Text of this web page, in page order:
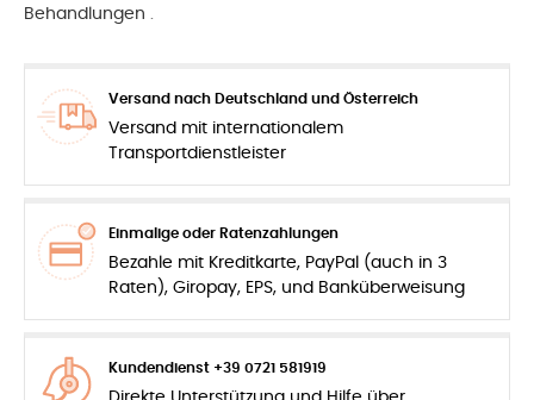
Behandlungen .
Versand nach Deutschland und Österreich
Versand mit internationalem
Transportdienstleister
Einmalige oder Ratenzahlungen
Bezahle mit Kreditkarte, PayPal (auch in 3
Raten), Giropay, EPS, und Banküberweisung
Kundendienst +39 0721 581919